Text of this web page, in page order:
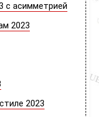
с асимметрией
2023
2023